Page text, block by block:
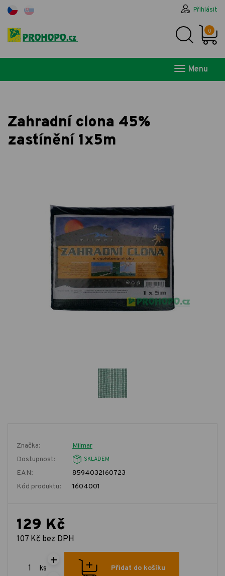
Přihlásit
0
Menu
Zahradní clona 45%
zastínění 1x5m
Značka:
Milmar
Dostupnost:
SKLADEM
EAN:
8594032160723
Kód produktu:
1604001
129 Kč
107 Kč bez DPH
ks Přidat do košíku